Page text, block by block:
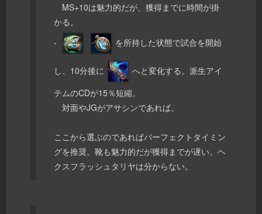
MS+10は魅力的だが、獲得までに時間が掛
かる。
-
を所持した状態で試合を開始
し、10分後に
へと変化する。派生アイ
テムのCDが15％短縮。
対面やJGがアサシンであれば。
ここから選ぶのであればパーフェクトタイミン
グを推奨。靴も魅力的だが獲得までが遅い。ヘ
クスフラッシュタリヤは分からない。